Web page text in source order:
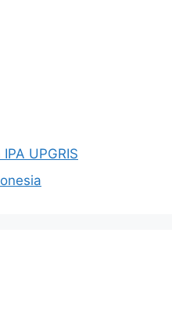
UPGRIS